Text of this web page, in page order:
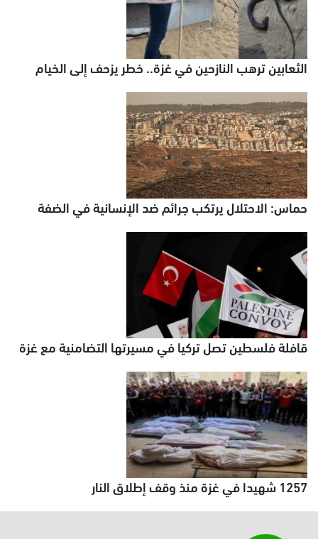
الثعابين ترهب النازحين في غزة.. خطر يزحف إلى الخيام
حماس: الاحتلال يرتكب جرائم ضد الإنسانية في الضفة
قافلة فلسطين تصل تركيا في مسيرتها التضامنية مع غزة
1257 شهيدا في غزة منذ وقف إطلاق النار